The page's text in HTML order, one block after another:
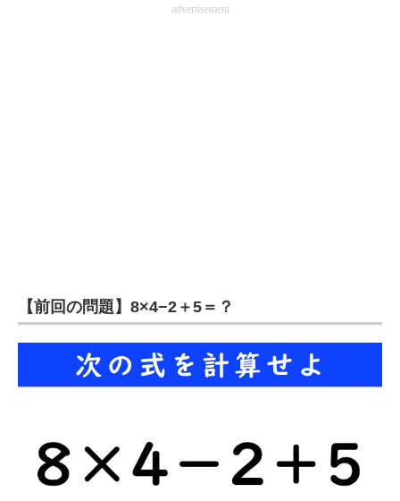
エネルギーの専門メディア
ちょっと気になるネットの話題
advertisement
【前回の問題】8×4−2＋5＝？